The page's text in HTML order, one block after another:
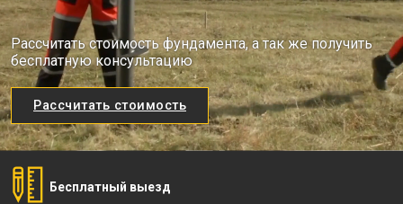
Рассчитать стоимость фундамента, а так же получить
бесплатную консультацию
Рассчитать стоимость
Бесплатный выезд